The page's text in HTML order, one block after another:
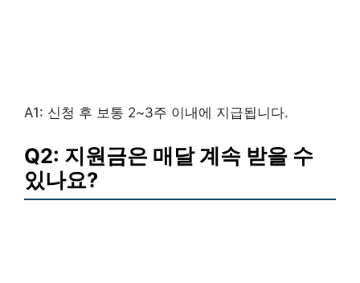
A1: 신청 후 보통 2~3주 이내에 지급됩니다.
Q2: 지원금은 매달 계속 받을 수
있나요?